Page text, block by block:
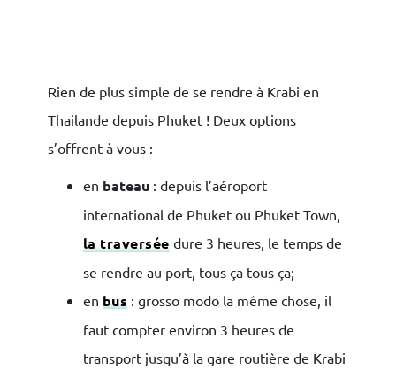
Rien de plus simple de se rendre à Krabi en
Thailande depuis Phuket ! Deux options
s’offrent à vous :
en bateau: depuis l’aéroport
international de Phuket ou Phuket Town,
la traversée dure 3 heures, le temps de
se rendre au port, tous ça tous ça;
en bus : grosso modo la même chose, il
faut compter environ 3 heures de
transport jusqu’à la gare routière de Krabi